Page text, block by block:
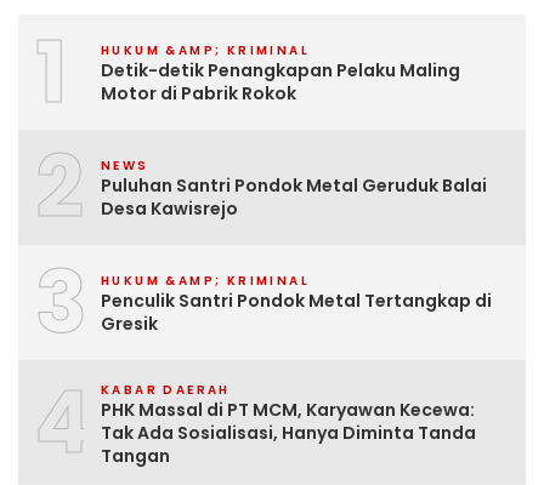
1 HUKUM &AMP; KRIMINAL
Detik-detik Penangkapan Pelaku Maling
Motor di Pabrik Rokok
2 NEWS
Puluhan Santri Pondok Metal Geruduk Balai
Desa Kawisrejo
3 HUKUM &AMP; KRIMINAL
Penculik Santri Pondok Metal Tertangkap di
Gresik
4 KABAR DAERAH
PHK Massal di PT MCM, Karyawan Kecewa:
Tak Ada Sosialisasi, Hanya Diminta Tanda
Tangan